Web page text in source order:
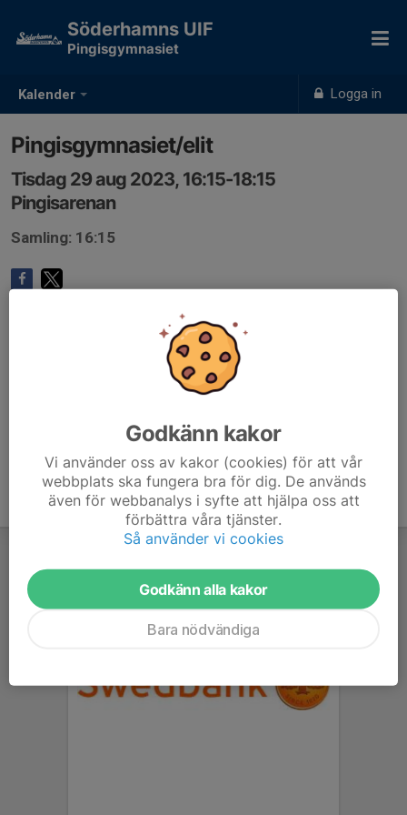
Kalender Logga in
Söderhamns UIF
Pingisgymnasiet
Pingisgymnasiet/elit
Tisdag 29 aug 2023, 16:15-18:15
Pingisarenan
Samling: 16:15
Godkänn kakor
Vi använder oss av kakor (cookies) för att vår
webbplats ska fungera bra för dig. De används
även för webbanalys i syfte att hjälpa oss att
förbättra våra tjänster.
Så använder vi cookies
Godkänn alla kakor
Bara nödvändiga